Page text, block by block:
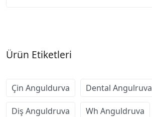
Ürün Etiketleri
Çin Anguldurva Dental Angulruva
Diş Anguldruva Wh Anguldruva